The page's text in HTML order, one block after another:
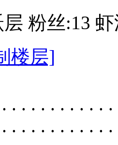
粉丝:13
楼层]
. . . . . . . . . . . . . . . . . . . . . . . . . . . . . . . . . . . . . . . . . . . . . . . . . . . . . . . . . . . . . . . . . . . . . . . . . . . . . . . . . . . . . . . . . . . . . . . . . . . . . . . . . . . . . . . . . . . . . . . . . . . . . . . . . . . . . . . . . . . . . . . . . . . . . . . . . . . . . . . . . . . . . . . . . . . . . . . . . . . . . . . . . . . . . . . . . . . . . . . . . . . . . . . . . . . . . . . . . . . . . . . . . . . . . . . . . . . . . . . . . . . . . . . . . . . . . . . . . . . . . . . . . . . . . . . . . . . . . . . . . . . . . . . . . . . . . . . . . . . . . . . . . . . . . . . . . . . . . . . . . . . . . . . . . . . . . . . . . . . . . . . . . . . . . . . . . . . . . . . . . . . . . . . . . . . . . . . . . . . . . . . . . . . . . . . . . . . . . . . . . . . . . . . . . . . . . . . . . . . . . . . . . . . . . . . . . . . . . . . . . . . . . . . . . . . . . . . . . . . . . . . . . . . . . . . . . . . . . . . . . . . . . . . . . . . . . . . . . . . . . . . . . . . . . . . . . . . . . . . . . . . . . . . . . . . . . . . . . . . . . . . . . . . . . . . . . . . . . . . . . . . . . . . . . . . . . . . . . . . . . . . . . . . . . . . . . . . . . . . . . . . . . . . . . . . . . . . . . . . . . . . . . . . . . . . . . . . . . . . . . . . . . . . . . . . . . . . . . . . . . . . . . . . . . . . . . . . . . . . . . . . . . . . . . . . . . . . . . . . . . . . . . . . . . . . . . . . . . . . . . . . . . . . . . . . . . . . . . . . . . . . . . . . . . . . . . . . . . . . . . . . . . . . . . . . . . . . . . . . . . . . . . . . . . . . . . . . . . . . . . . . . . . . . . . . . . . . . . . . . . . . . . . . . . . . . . . . . . . . . . . . . . . . . . . . . . . . . . . . . . . . . . . . . . . . . . . . . . . . . . . . . . . . . . . . . . . . . . . . . . . . . . . . . . . . . . . . . . . . . . . . . . . . . . . . . . . . . . . . . . . . . . . . . . . . . . . . . . . . . . . . . . . . . . . . . . . . . . . . . . . . . . . . . . . . . . . . . . . . . . . . . . . . . . . . . . . . . . . . . . . . . . . . . . . . . . . . . . . . . . . . . . . . . . . . . . . . . . . . . . . . . . . . . . . . . . . . . . . . . . . . . . . . . . . . . . . . . . . . . . . . . . . . . . . . . . . . . . . . . . . . . . . . . . . . . . . . . . . . . . . . . . . . . . . . . . . . . . . . . . . . . . . . . . . . . . . . . . . . . . .